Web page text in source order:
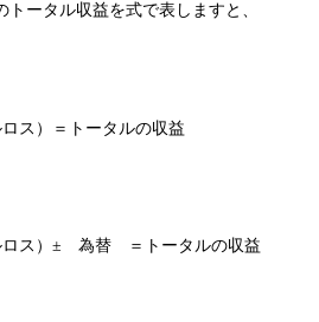
ータル収益を式で表しますと、
ス）＝トータルの収益
ス）± 為替 ＝トータルの収益